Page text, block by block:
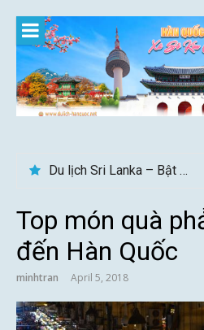
content
Du lịch Sri Lanka – Bật mí nên đi mùa nào đẹp
Gợi ý – Tháng 7 Hàn Quốc nên đi đâu, mặc gì đẹp?
Top món quà
đến Hàn Quốc
minhtran April 5, 2018